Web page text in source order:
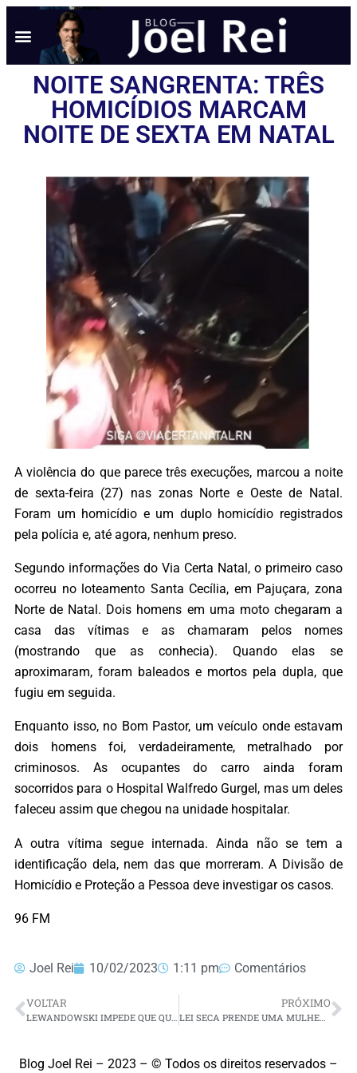
NOITE SANGRENTA: TRÊS
HOMICÍDIOS MARCAM
NOITE DE SEXTA EM NATAL
A violência do que parece três execuções, marcou a noite
de sexta-feira (27) nas zonas Norte e Oeste de Natal.
Foram um homicídio e um duplo homicídio registrados
pela polícia e, até agora, nenhum preso.
Segundo informações do Via Certa Natal, o primeiro caso
ocorreu no loteamento Santa Cecília, em Pajuçara, zona
Norte de Natal. Dois homens em uma moto chegaram a
casa das vítimas e as chamaram pelos nomes
(mostrando que as conhecia). Quando elas se
aproximaram, foram baleados e mortos pela dupla, que
fugiu em seguida.
Enquanto isso, no Bom Pastor, um veículo onde estavam
dois homens foi, verdadeiramente, metralhado por
criminosos. As ocupantes do carro ainda foram
socorridos para o Hospital Walfredo Gurgel, mas um deles
faleceu assim que chegou na unidade hospitalar.
A outra vítima segue internada. Ainda não se tem a
identificação dela, nem das que morreram. A Divisão de
Homicídio e Proteção a Pessoa deve investigar os casos.
96 FM
Joel Rei 10/02/2023 1:11 pm Comentários
VOLTAR
LEWANDOWSKI IMPEDE QUE QUE MUNICÍPIOS QUE TIVERAM AUMENTO DE POPULAÇÃO RECEBAM ACRÉSCIMO DO FPM; NO RN SÃO 6
PRÓXIMO
LEI SECA PRENDE UMA MULHER E AUTUA 21 MOTORISTAS POR EMBRIAGUEZ AO VOLANTE EM NATAL
Blog Joel Rei – 2023 – © Todos os direitos reservados –